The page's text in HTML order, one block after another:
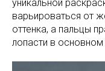
уникальной
варьироваться от
оттенка, а пальцы
лопасти в